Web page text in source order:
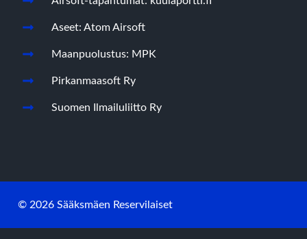
Aseet: Atom Airsoft
Maanpuolustus: MPK
Pirkanmaasoft Ry
Suomen Ilmailuliitto Ry
© 2026 Sääksmäen Reservilaiset